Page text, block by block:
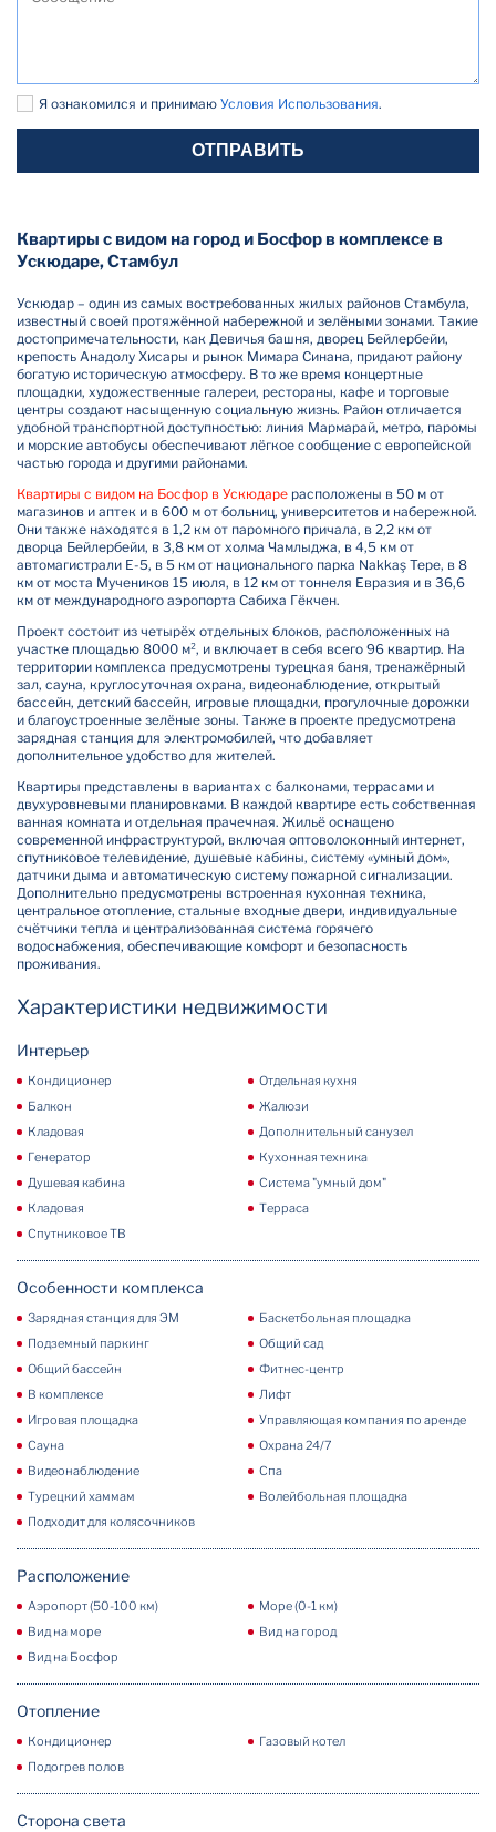
Я ознакомился и принимаю Условия Использования.
ОТПРАВИТЬ
Квартиры с видом на город и Босфор в комплексе в
Ускюдаре, Стамбул
Ускюдар – один из самых востребованных жилых районов Стамбула,
известный своей протяжённой набережной и зелёными зонами. Такие
достопримечательности, как Девичья башня, дворец Бейлербейи,
крепость Анадолу Хисары и рынок Мимара Синана, придают району
богатую историческую атмосферу. В то же время концертные
площадки, художественные галереи, рестораны, кафе и торговые
центры создают насыщенную социальную жизнь. Район отличается
удобной транспортной доступностью: линия Мармарай, метро, паромы
и морские автобусы обеспечивают лёгкое сообщение с европейской
частью города и другими районами.
Квартиры с видом на Босфор в Ускюдаре расположены в 50 м от
магазинов и аптек и в 600 м от больниц, университетов и набережной.
Они также находятся в 1,2 км от паромного причала, в 2,2 км от
дворца Бейлербейи, в 3,8 км от холма Чамлыджа, в 4,5 км от
автомагистрали E-5, в 5 км от национального парка Nakkaş Tepe, в 8
км от моста Мучеников 15 июля, в 12 км от тоннеля Евразия и в 36,6
км от международного аэропорта Сабиха Гёкчен.
Проект состоит из четырёх отдельных блоков, расположенных на
участке площадью 8000 м², и включает в себя всего 96 квартир. На
территории комплекса предусмотрены турецкая баня, тренажёрный
зал, сауна, круглосуточная охрана, видеонаблюдение, открытый
бассейн, детский бассейн, игровые площадки, прогулочные дорожки
и благоустроенные зелёные зоны. Также в проекте предусмотрена
зарядная станция для электромобилей, что добавляет
дополнительное удобство для жителей.
Квартиры представлены в вариантах с балконами, террасами и
двухуровневыми планировками. В каждой квартире есть собственная
ванная комната и отдельная прачечная. Жильё оснащено
современной инфраструктурой, включая оптоволоконный интернет,
спутниковое телевидение, душевые кабины, систему «умный дом»,
датчики дыма и автоматическую систему пожарной сигнализации.
Дополнительно предусмотрены встроенная кухонная техника,
центральное отопление, стальные входные двери, индивидуальные
счётчики тепла и централизованная система горячего
водоснабжения, обеспечивающие комфорт и безопасность
проживания.
Характеристики недвижимости
Интерьер
Кондиционер
Отдельная кухня
Балкон
Жалюзи
Кладовая
Дополнительный санузел
Генератор
Кухонная техника
Душевая кабина
Система "умный дом"
Кладовая
Терраса
Спутниковое ТВ
Особенности комплекса
Зарядная станция для ЭМ
Баскетбольная площадка
Подземный паркинг
Общий сад
Общий бассейн
Фитнес-центр
В комплексе
Лифт
Игровая площадка
Управляющая компания по аренде
Сауна
Охрана 24/7
Видеонаблюдение
Спа
Турецкий хаммам
Волейбольная площадка
Подходит для колясочников
Расположение
Аэропорт (50-100 км)
Море (0-1 км)
Вид на море
Вид на город
Вид на Босфор
Отопление
Кондиционер
Газовый котел
Подогрев полов
Сторона света